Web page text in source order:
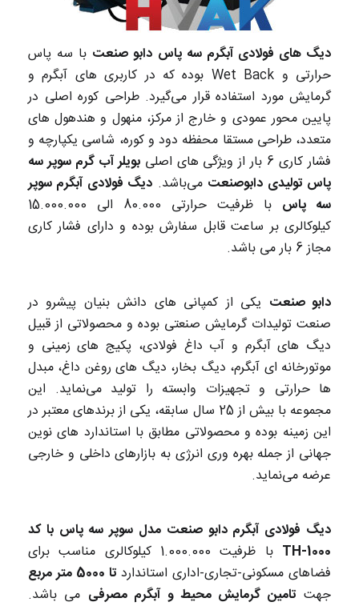
دیگ های فولادی آبگرم سه پاس دابو صنعت با سه پاس
حرارتی و Wet Back بوده که در کاربری های آبگرم و
گرمایش مورد استفاده قرار می‌گیرد. طراحی کوره اصلی در
پایین محور عمودی و خارج از مرکز، منهول و هندهول های
متعدد، طراحی مستقا محفظه دود و کوره، شاسی یکپارچه و
فشار کاری 6 بار از ویژگی های اصلی
بویلر آب گرم سوپر سه
پاس تولیدی دابوصنعت می‌باشد. دیگ فولادی آبگرم سوپر
سه پاس
با ظرفیت حرارتی 80.000 الی 15.000.000
کیلوکالری بر ساعت قابل سفارش بوده و دارای فشار کاری
مجاز 6 بار می باشد.
دابو صنعت یکی از کمپانی های دانش بنیان پیشرو در
صنعت تولیدات گرمایش صنعتی بوده و محصولاتی از قبیل
دیگ های آبگرم و آب داغ فولادی، پکیج های زمینی و
موتورخانه ای آبگرم، دیگ بخار، دیگ های روغن داغ، مبدل
ها حرارتی و تجهیزات وابسته را تولید می‌نماید. این
مجموعه با بیش از 25 سال سابقه، یکی از برندهای معتبر در
این زمینه بوده و محصولاتی مطابق با استاندارد های نوین
جهانی از جمله بهره وری انرژی به بازارهای داخلی و خارجی
عرضه می‌نماید.
دیگ فولادی آبگرم دابو صنعت مدل سوپر سه پاس با کد
TH-1000
با ظرفیت 1.000.000 کیلوکالری مناسب برای
فضاهای مسکونی-تجاری-اداری استاندارد تا 5000 متر مربع
جهت تامین گرمایش محیط و آبگرم مصرفی می باشد.